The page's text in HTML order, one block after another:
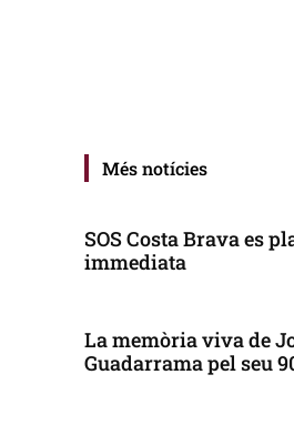
Més notícies
SOS Costa Brava es
immediata
La memòria viva de
Guadarrama pel seu